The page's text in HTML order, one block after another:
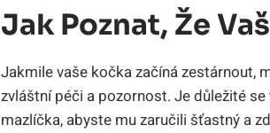
Jak Poznat, Že
Jakmile vaše kočka začíná zestárnout,
zvláštní péči a pozornost. Je důležité
mazlíčka, abyste mu zaručili šťastný a